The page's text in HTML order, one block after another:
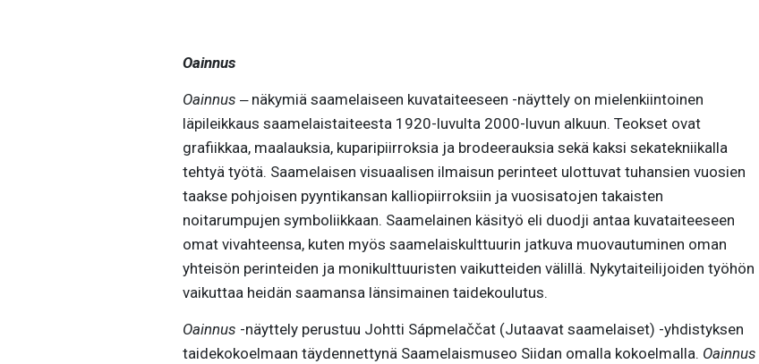
Oainnus
Oainnus ‒ näkymiä saamelaiseen kuvataiteeseen -näyttely on mielenkiintoinen
läpileikkaus saamelaistaiteesta 1920-luvulta 2000-luvun alkuun. Teokset ovat
grafiikkaa, maalauksia, kuparipiirroksia ja brodeerauksia sekä kaksi sekatekniikalla
tehtyä työtä. Saamelaisen visuaalisen ilmaisun perinteet ulottuvat tuhansien vuosien
taakse pohjoisen pyyntikansan kalliopiirroksiin ja vuosisatojen takaisten
noitarumpujen symboliikkaan. Saamelainen käsityö eli duodji antaa kuvataiteeseen
omat vivahteensa, kuten myös saamelaiskulttuurin jatkuva muovautuminen oman
yhteisön perinteiden ja monikulttuuristen vaikutteiden välillä. Nykytaiteilijoiden työhön
vaikuttaa heidän saamansa länsimainen taidekoulutus.
Oainnus -näyttely perustuu Johtti Sápmelaččat (Jutaavat saamelaiset) -yhdistyksen
taidekokoelmaan täydennettynä Saamelaismuseo Siidan omalla kokoelmalla. Oainnus